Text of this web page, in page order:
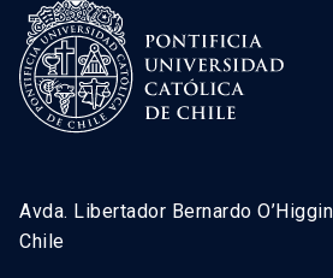
Avda. Libertador Bernardo
Chile